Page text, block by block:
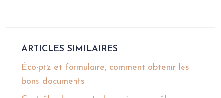
ARTICLES SIMILAIRES
Éco-ptz et formulaire, comment obtenir les
bons documents